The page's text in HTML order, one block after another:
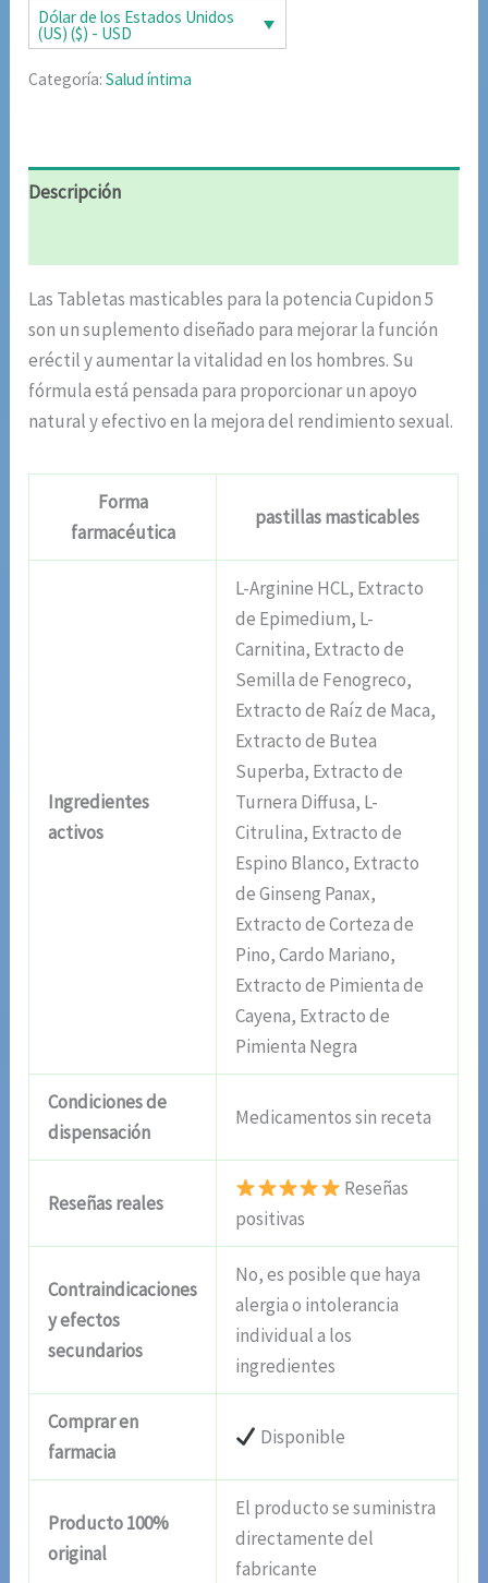
era:
$85.02.
es:
$42.51.
Dólar de los Estados Unidos
(US) ($) - USD
Categoría:Salud íntima
Descripción
Las Tabletas masticables para la potencia Cupidon 5
son un suplemento diseñado para mejorar la función
eréctil y aumentar la vitalidad en los hombres. Su
fórmula está pensada para proporcionar un apoyo
natural y efectivo en la mejora del rendimiento sexual.
Forma
farmacéutica
pastillas masticables
Ingredientes
activos
L-Arginine HCL, Extracto
de Epimedium, L-
Carnitina, Extracto de
Semilla de Fenogreco,
Extracto de Raíz de Maca,
Extracto de Butea
Superba, Extracto de
Turnera Diffusa, L-
Citrulina, Extracto de
Espino Blanco, Extracto
de Ginseng Panax,
Extracto de Corteza de
Pino, Cardo Mariano,
Extracto de Pimienta de
Cayena, Extracto de
Pimienta Negra
Condiciones de
dispensación
Medicamentos sin receta
Reseñas reales
Reseñas
positivas
Contraindicaciones
y efectos
secundarios
No, es posible que haya
alergia o intolerancia
individual a los
ingredientes
Comprar en
farmacia
Disponible
Producto 100%
original
El producto se suministra
directamente del
fabricante